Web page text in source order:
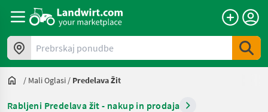
Prebrskaj ponudbe
/ Mali Oglasi / Predelava Žit
Rabljeni Predelava žit - nakup in prodaja